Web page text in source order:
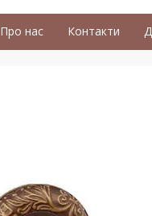
Про нас Контакти